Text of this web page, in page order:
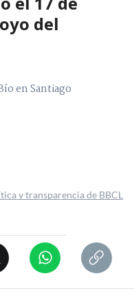
del
en Santiago
y transparencia de BBCL